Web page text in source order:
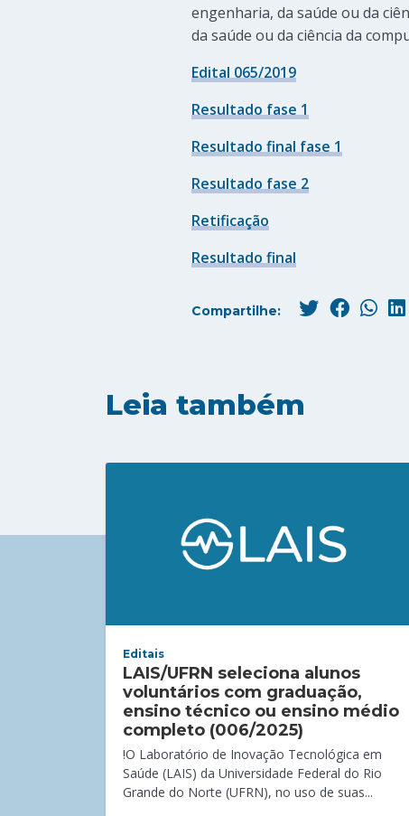
engenharia, da saúde ou da
da saúde ou da ciência da
Edital 065/2019
Resultado fase 1
Resultado final fase 1
Resultado fase 2
Retificação
Resultado final
Compartilhe:
Leia também
Editais
LAIS/UFRN seleciona alunos
voluntários com graduação,
ensino técnico ou ensino médio
completo (006/2025)
!O Laboratório de Inovação Tecnológica em
Saúde (LAIS) da Universidade Federal do Rio
Grande do Norte (UFRN), no uso de suas...